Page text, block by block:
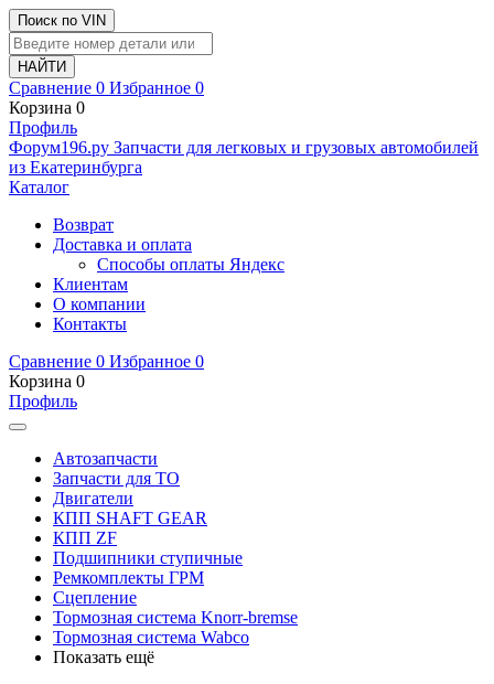
Поиск по VIN
Сравнение 0 Избранное 0
Корзина 0
Профиль
Фoрум196.ру Запчасти для легковых и грузовых автомобилей
из Екатеринбурга
Каталог
Возврат
Доставка и оплата
Способы оплаты Яндекс
Клиентам
О компании
Контакты
Сравнение 0 Избранное 0
Корзина 0
Профиль
Автозапчасти
Запчасти для ТО
Двигатели
КПП SHAFT GEAR
КПП ZF
Подшипники ступичные
Ремкомплекты ГРМ
Сцепление
Тормозная система Knorr-bremse
Тормозная система Wabco
Показать ещё